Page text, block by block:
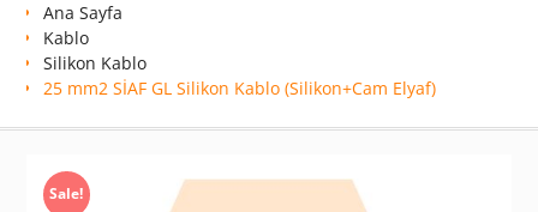
Ana Sayfa
Kablo
Silikon Kablo
25 mm2 SİAF GL Silikon Kablo (Silikon+Cam Elyaf)
Sale!